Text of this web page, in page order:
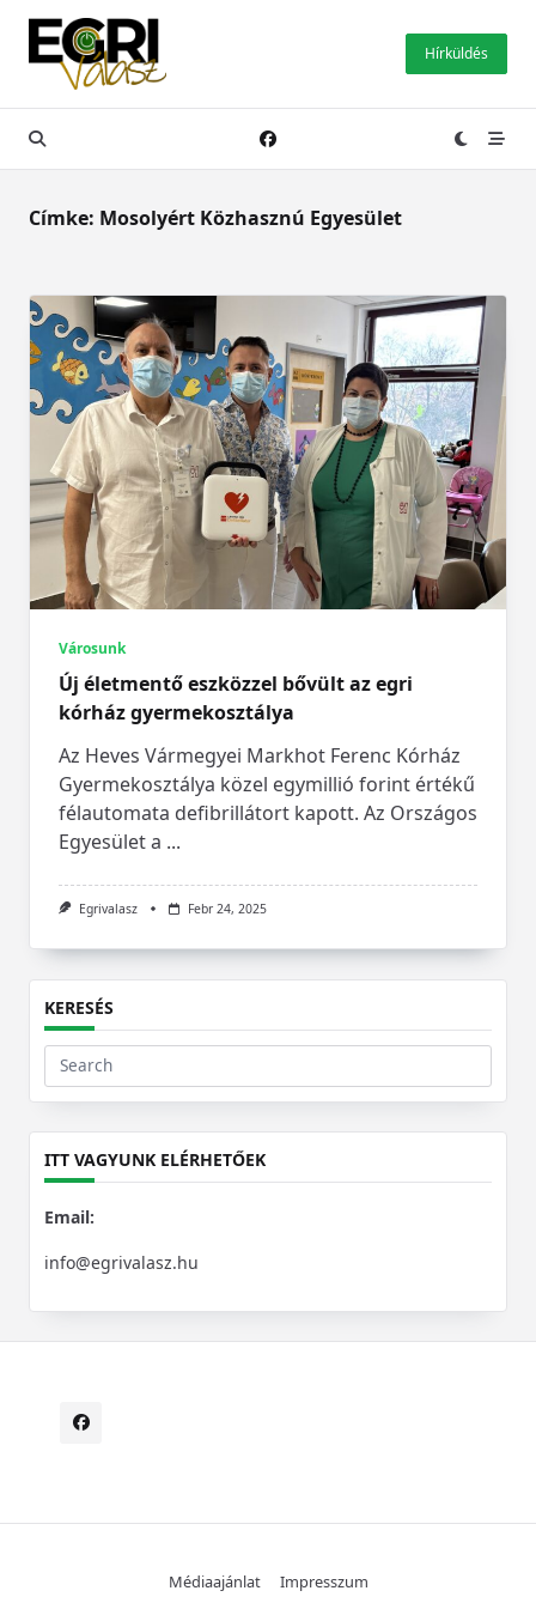
Skip
content
Hírküldés
Címke: Mosolyért Közhasznú Egyesület
Városunk
Új életmentő eszközzel bővült az egri
kórház gyermekosztálya
Az Heves Vármegyei Markhot Ferenc Kórház
Gyermekosztálya közel egymillió forint értékű
félautomata defibrillátort kapott. Az Országos
Egyesület a ...
Egrivalasz Febr 24, 2025
KERESÉS
Search
for:
ITT VAGYUNK ELÉRHETŐEK
Email:
info@egrivalasz.hu
Médiaajánlat Impresszum